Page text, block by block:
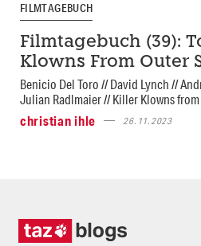
FILMTAGEBUCH
Filmtagebuch (39):
Klowns From Outer
Benicio Del Toro // David Lynch //
Julian Radlmaier // Killer Klowns
christian ihle
26.11.2023